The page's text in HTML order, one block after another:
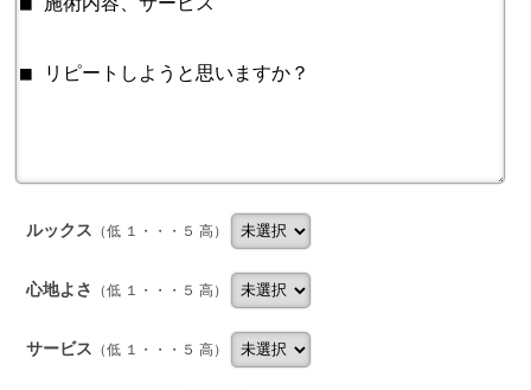
ルックス （低 １・・・５ 高）
心地よさ （低 １・・・５ 高）
サービス （低 １・・・５ 高）